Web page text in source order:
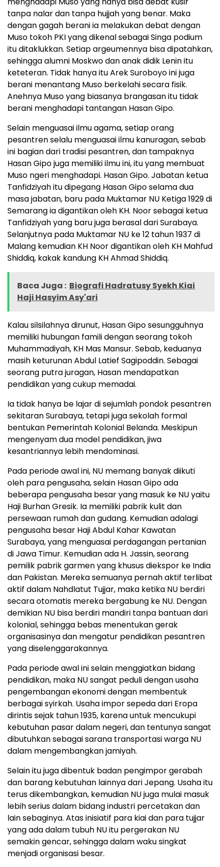
tanpa nalar dan tanpa hujjah yang benar. Maka
dengan gagah berani ia melakukan debat dengan
Muso tokoh PKI yang dikenal sebagai Singa podium
itu ditaklukkan. Setiap argeumennya bisa dipatahkan,
sehingga alumni Moskwo dan anak didik Lenin itu
keteteran. Tidak hanya itu Arek Suroboyo ini juga
berani menantang Muso berkelahi secara fisik.
Anehnya Muso yang biasanya brangasan itu tidak
berani menghadapi tantangan Hasan Gipo.
Selain menguasai ilmu agama, setiap orang
pesantren selalu menguasai ilmu kanuragan, sebab
ini bagian dari tradisi pesantren, dan tampaknya
Hasan Gipo juga memiliki ilmu ini, itu yang membuat
Muso ngeri menghadapi. Hasan Gipo. Jabatan ketua
Tanfidziyah itu dipegang Hasan Gipo selama dua
masa jabatan, baru pada Muktamar NU Ketiga 1929 di
Semarang ia digantikan oleh KH. Noor sebagai ketua
Tanfidziyah yang baru juga berasal dari Surabaya.
Selanjutnya pada Muktamar NU ke 12 tahun 1937 di
Malang kemudian KH Noor digantikan oleh KH Mahfud
Shiddiq, kakak kandung KH Ahmad Shiddiq.
Baca Juga : Biografi Hadratusy Syekh Kiai
Haji Hasyim Asy'ari
Kalau silsilahnya dirunut, Hasan Gipo sesungguhnya
memiliki hubungan famili dengan seorang tokoh
Muhammadiyah, KH Mas Mansur. Sebab, keduanya
masih keturunan Abdul Latief Sagipoddin. Sebagai
seorang putra juragan, Hasan mendapatkan
pendidikan yang cukup memadai.
Ia tidak hanya be lajar di sejumlah pondok pesantren
sekitaran Surabaya, tetapi juga sekolah formal
bentukan Pemerintah Kolonial Belanda. Meskipun
mengenyam dua model pendidikan, jiwa
kesantriannya lebih mendominasi.
Pada periode awal ini, NU memang banyak diikuti
oleh para pengusaha, selain Hasan Gipo ada
beberapa pengusaha besar yang masuk ke NU yaitu
Haji Burhan Gresik. Ia memiliki pabrik kulit dan
persewaan rumah dan gudang. Kemudian adalagi
pengusaha besar Haji Abdul Kahar Kawatan
Surabaya, yang menguasai perdagangan pertanian
di Jawa Timur. Kemudian ada H. Jassin, seorang
pemilik pabrik garmen yang khusus diekspor ke India
dan Pakistan. Mereka semuanya pernah aktif terlibat
aktif dalam Nahdlatut Tujjar, maka ketika NU berdiri
secara otomatis mereka bergabung ke NU. Dengan
demikian NU bisa berdiri mandiri tanpa bantuan dari
kolonial, sehingga bebas menentukan gerak
organisasinya dan mengatur pendidikan pesantren
yang diselenggarakannya.
Pada periode awal ini selain menggiatkan bidang
pendidikan, maka NU sangat peduli dengan usaha
pengembangan ekonomi dengan membentuk
berbagai syirkah. Usaha impor sepeda dari Eropa
dirintis sejak tahun 1935, karena untuk mencukupi
kebutuhan pasar dalam negeri, dan tentunya sangat
dibutuhkan sebagai sarana transportasi warga NU
dalam mengembangkan jamiyah.
Selain itu juga dibentuk badan pengimpor gerabah
dan barang kebutuhan lainnya dari Jepang. Usaha itu
terus dikembangkan, kemudian NU juga mulai masuk
lebih serius dalam bidang industri percetakan dan
lain sebaginya. Atas inisiatif para kiai dan para tujjar
yang ada dalam tubuh NU itu pergerakan NU
semakin gencar, sehingga dalam waku singkat
menjadi organisasi besar.